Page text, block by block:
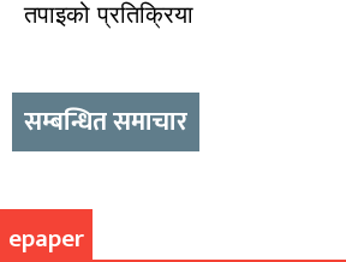
तपाइको प्रतिक्रिया
सम्बन्धित समाचार
epaper